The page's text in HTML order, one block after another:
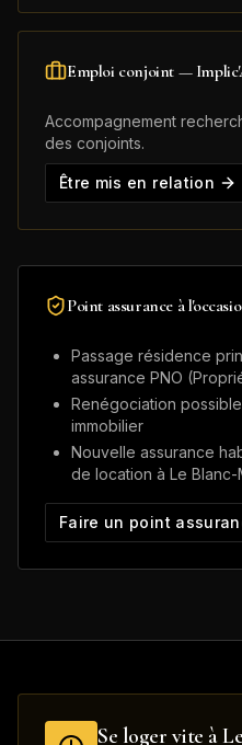
Emploi conjoint —
Accompagnement
des conjoints.
Être mis en relation
Point assurance à
Passage résidence
assurance PNO
Renégociation
immobilier
Nouvelle assurance
de location à Le Blanc-
Faire un point
Se loger vite à